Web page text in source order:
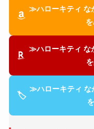
≫ハローキティ な
≫ハローキティ な
🏷
≫ハローキティ な